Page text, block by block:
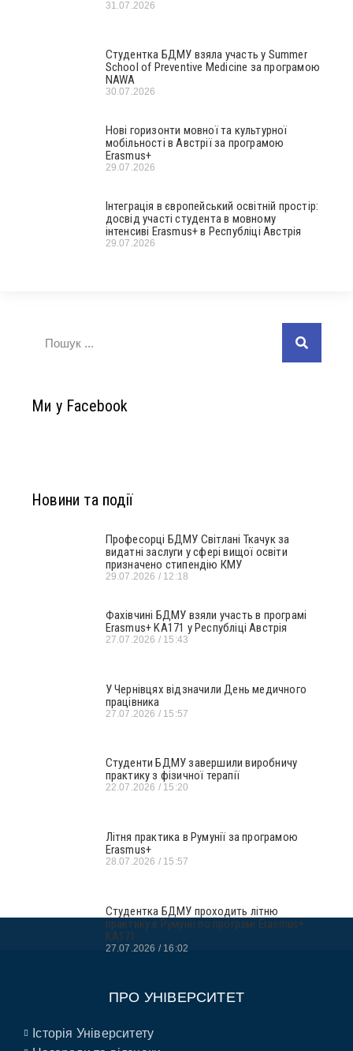
31.07.2026
Студентка БДМУ взяла участь у Summer
School of Preventive Medicine за програмою
NAWA
30.07.2026
Нові горизонти мовної та культурної
мобільності в Австрії за програмою
Erasmus+
29.07.2026
Інтеграція в європейський освітній простір:
досвід участі студента в мовному
інтенсиві Erasmus+ в Республіці Австрія
29.07.2026
Ми у Facebook
Новини та події
Професорці БДМУ Світлані Ткачук за
видатні заслуги у сфері вищої освіти
призначено стипендію КМУ
29.07.2026 12:18
Фахівчині БДМУ взяли участь в програмі
Erasmus+ KA171 у Республіці Австрія
27.07.2026 15:43
У Чернівцях відзначили День медичного
працівника
27.07.2026 15:57
Студенти БДМУ завершили виробничу
практику з фізичної терапії
22.07.2026 15:20
Літня практика в Румунії за програмою
Erasmus+
28.07.2026 15:57
Студентка БДМУ проходить літню
практику в Румунії по програмі Erasmus+
KA171
27.07.2026 16:02
ПРО УНІВЕРСИТЕТ
Історія Університету